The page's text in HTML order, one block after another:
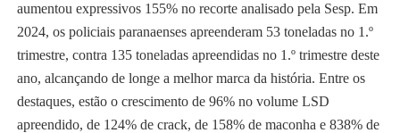
aumentou expressivos 155% no recorte analisado pela Sesp. Em
2024, os policiais paranaenses apreenderam 53 toneladas no 1.º
trimestre, contra 135 toneladas apreendidas no 1.º trimestre deste
ano, alcançando de longe a melhor marca da história. Entre os
destaques, estão o crescimento de 96% no volume LSD
apreendido, de 124% de crack, de 158% de maconha e 838% de